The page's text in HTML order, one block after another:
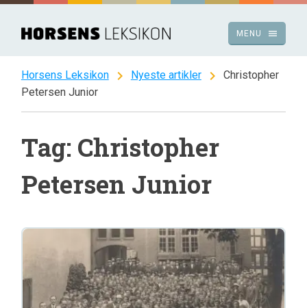
Spring
indhold
menu
MENU
Horsens Leksikon chevron_right Nyeste artikler chevron_right
Christopher
Petersen Junior
Tag: Christopher
Petersen Junior